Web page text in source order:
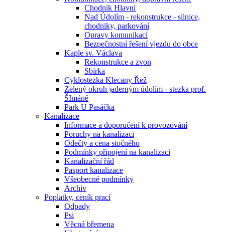
Chodnik Hlavni
Nad Údolím - rekonstrukce - silnice,
chodniky, parkování
Opravy komunikací
Bezpečnostní řešení vjezdu do obce
Kaple sv. Václava
Rekonstrukce a zvon
Sbírka
Cyklostezka Klecany Řež
Zelený okruh jaderným údolím - stezka prof.
ŠImáně
Park U Pasáčka
Kanalizace
Informace a doporučení k provozování
Poruchy na kanalizaci
Odečty a cena stočného
Podmínky připojení na kanalizaci
Kanalizační řád
Pasport kanalizace
Všeobecné podmínky
Archiv
Poplatky, ceník prací
Odpady
Psi
Věcná břemena